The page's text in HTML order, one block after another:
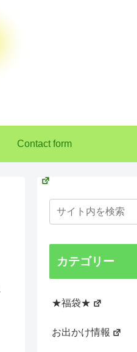
Contact form
カテゴリー
★福袋★
お出かけ情報